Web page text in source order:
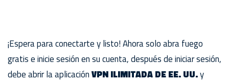
¡Espera para conectarte y listo! Ahora solo abra fuego
gratis e inicie sesión en su cuenta, después de iniciar sesión,
debe abrir la aplicaciónVPN ILIMITADA DE EE. UU.y